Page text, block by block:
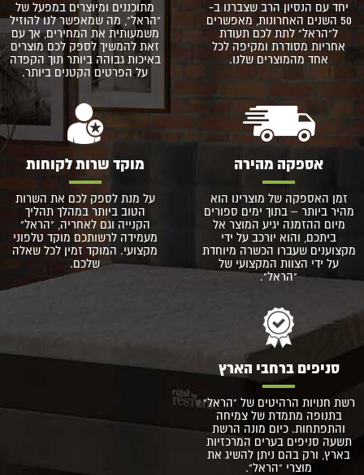
יחד עם הנסיון הרב שצברנו ב-
50 השנים האחרונות, מאפשרים
ל"הראל" לתת לכם תעודת
אחריות מסודרת ומקיפה לכל
אחד מהמוצרים שלנו.
מתוכננים ומיוצרים במפעל של
"הראל", מה שמאפשר לנו להוזיל
משמעותית את המחירים, אך עם
זאת להמשיך לספק לכם מוצרים
באיכות גבוהה ביותר תוך הקפדה
על הפרטים הקטנים ביותר.
אספקה מהירה
זמן האספקה של מוצרינו הוא
מהיר ביותר – בתוך ימים ספורים
מיום ההזמנה יגיע המוצר אל
ביתכם, והוא יורכב על ידי
מקצוענים שעברו הכשרה מיוחדת
על ידי הצוות המקצועי של
"הראל".
מוקד שרות לקוחות
על מנת לספק לכם את השרות
הטוב ביותר במהלך תהליך
הקנייה וגם לאחריה, "הראל"
מעמידה לרשותכם מוקד טלפוני
מקצועי. המוקד זמין לכל שאלה
שלכם.
סניפים ברחבי הארץ
רשת חנויות הרהיטים של "הראל"
בתנופה מתמדת של צמיחה
והתפתחות. כיום מונה הרשת
תשעה סניפים בערים המרכזיות
בארץ, ורק בהם ניתן להשיג את
מוצרי "הראל".